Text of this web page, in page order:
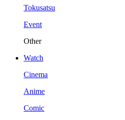
Tokusatsu
Event
Other
Watch
Cinema
Anime
Comic